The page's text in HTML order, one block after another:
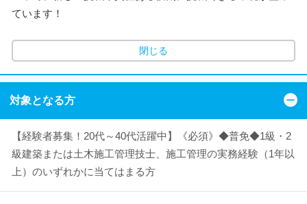
ています！
閉じる
対象となる方
【経験者募集！20代～40代活躍中】《必須》◆普免◆1級・2
級建築または土木施工管理技士、施工管理の実務経験（1年以
上）のいずれかに当てはまる方